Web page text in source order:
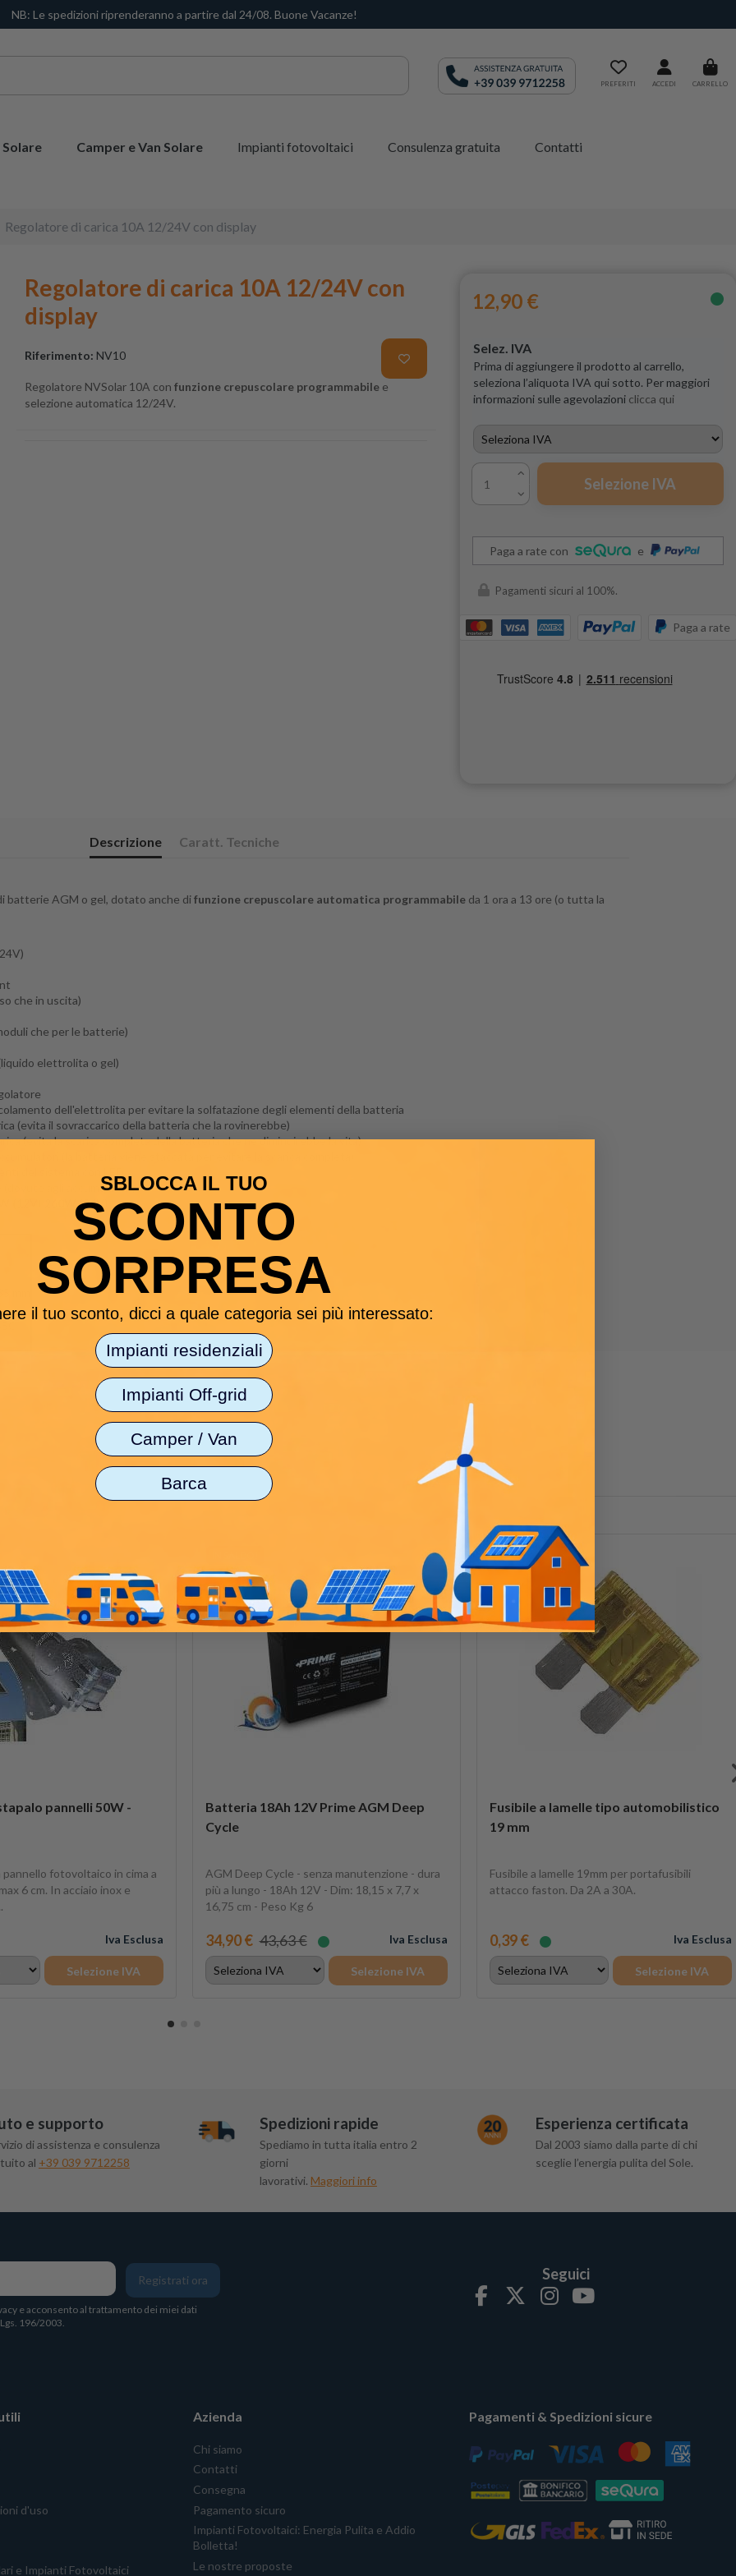
NB: Le spedizioni riprenderanno a partire dal 24/08. Buone Vacanze!
PREFERITI ACCEDI CARRELLO
Solare Camper e Van Solare Impianti fotovoltaici Consulenza gratuita Contatti
Regolatore di carica 10A 12/24V con display
Regolatore di carica 10A 12/24V con
display
Riferimento: NV10
Regolatore NVSolar 10A con funzione crepuscolare programmabile e
selezione automatica 12/24V.
12,90 €
Selez. IVA
Prima di aggiungere il prodotto al carrello,
seleziona l’aliquota IVA qui sotto. Per maggiori
informazioni sulle agevolazioni clicca qui
Selezione IVA
Paga a rate con e
Pagamenti sicuri al 100%.
Paga a rate
Descrizione Caratt. Tecniche
batterie AGM o gel, dotato anche difunzione crepuscolare automatica programmabile da 1 ora a 13 ore (o tutta la
che in uscita)
che per le batterie)
elettrolita o gel)
dell'elettrolita per evitare la solfatazione degli elementi della batteria
(evita il sovraccarico della batteria che la rovinerebbe)
(evita la scarica completa della batteria che ne diminuirebbe la vita)
(la batteria viene staccata per evitare la scarica completa)
agli accumulatori)
(12V) 260W (24V)
pannelli 50W -
pannello fotovoltaico in cima a
6 cm. In acciaio inox e
Iva Esclusa
Selezione IVA
-20%
Batteria 18Ah 12V Prime AGM Deep
Cycle
AGM Deep Cycle - senza manutenzione - dura
più a lungo - 18Ah 12V - Dim: 18,15 x 7,7 x
16,75 cm - Peso Kg 6
34,90 € 43,63 € Iva Esclusa
Selezione IVA
Fusibile a lamelle tipo automobilistico
19 mm
Fusibile a lamelle 19mm per portafusibili
attacco faston. Da 2A a 30A.
0,39 € Iva Esclusa
Selezione IVA
e supporto
di assistenza e consulenza
al +39 039 9712258
Spedizioni rapide
Spediamo in tutta italia entro 2
giorni
lavorativi. Maggiori info
Esperienza certificata
Dal 2003 siamo dalla parte di chi
sceglie l’energia pulita del Sole.
Registrati ora
e acconsento al trattamento dei miei dati
196/2003.
Seguici
d'uso
e Impianti Fotovoltaici
Azienda
Chi siamo
Contatti
Consegna
Pagamento sicuro
Impianti Fotovoltaici: Energia Pulita e Addio
Bolletta!
Le nostre proposte
Pagamenti & Spedizioni sicure
SBLOCCA IL TUO
SCONTO
SORPRESA
il tuo sconto, dicci a quale categoria sei più interessato:
Impianti residenziali
Impianti Off-grid
Camper / Van
Barca